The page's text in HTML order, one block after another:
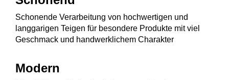
Schonende Verarbeitung von hochwertigen und
langgarigen Teigen für besondere Produkte mit viel
Geschmack und handwerklichem Charakter
Modern